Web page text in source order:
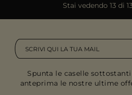
Stai vedendo 13 di
Spunta le caselle
anteprima le nostre ultime